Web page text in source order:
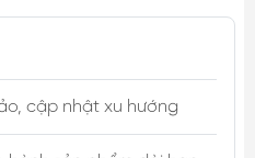
cập nhật xu hướng